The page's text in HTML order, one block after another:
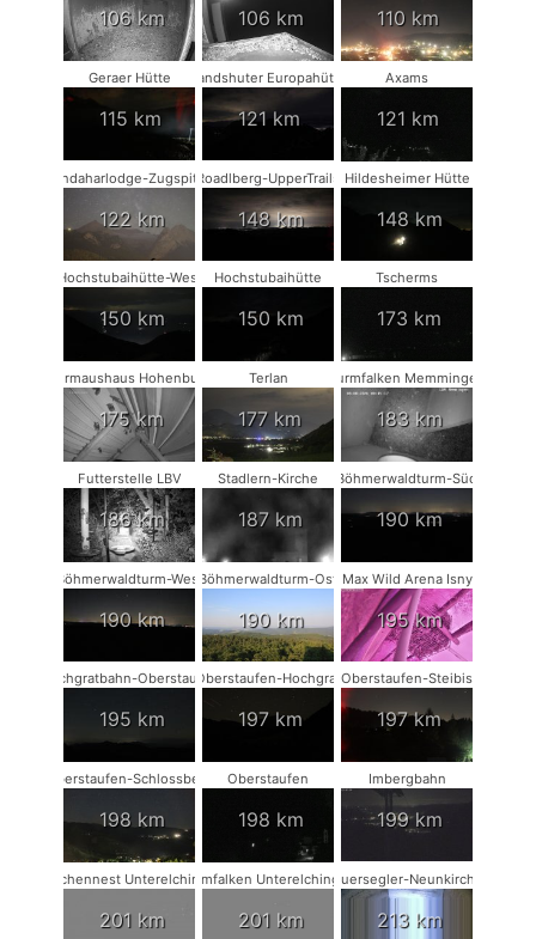
106 km 106 km 110 km
Geraer Hütte
115 km
Landshuter Europahütte
121 km
Axams
121 km
Kandaharlodge-Zugspitze
122 km
Roadlberg-UpperTrails
148 km
Hildesheimer Hütte
148 km
Hochstubaihütte-West
150 km
Hochstubaihütte
150 km
Tscherms
173 km
Fledermaushaus Hohenburg #2
175 km
Terlan
177 km
Turmfalken Memmingen
183 km
Futterstelle LBV
186 km
Stadlern-Kirche
187 km
Böhmerwaldturm-Süd
190 km
Böhmerwaldturm-West
190 km
Böhmerwaldturm-Ost
190 km
Max Wild Arena Isny
195 km
Hochgratbahn-Oberstaufen
195 km
Oberstaufen-Hochgrat
197 km
Oberstaufen-Steibis
197 km
Oberstaufen-Schlossberg
198 km
Oberstaufen
198 km
Imbergbahn
199 km
Storchennest Unterelchingen
201 km
Turmfalken Unterelchingen
201 km
Mauersegler-Neunkirchen
213 km